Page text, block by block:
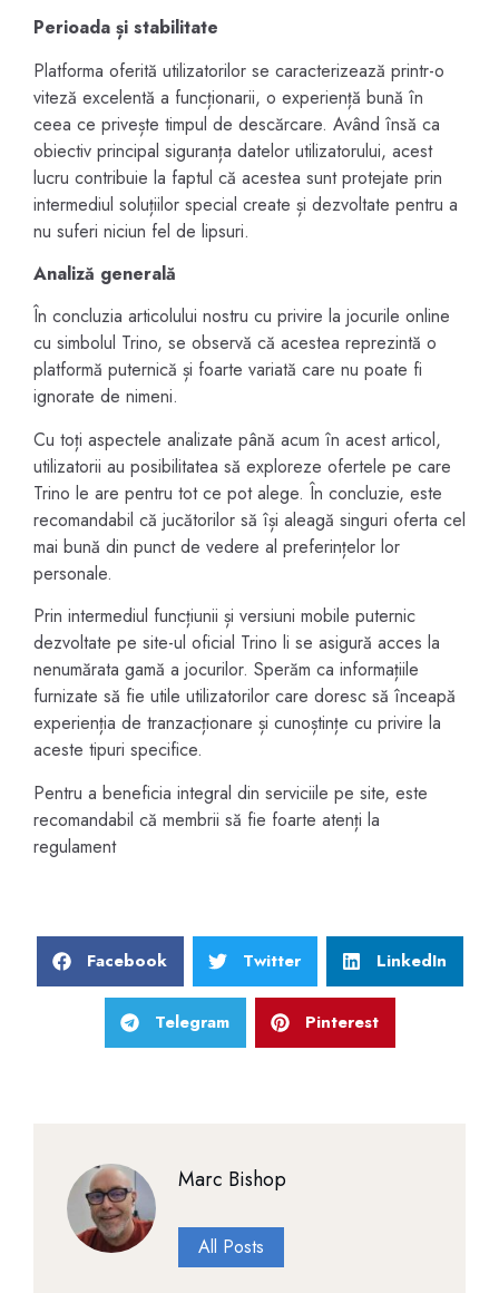
Perioada și stabilitate
Platforma oferită utilizatorilor se caracterizează printr-o
viteză excelentă a funcționarii, o experiență bună în
ceea ce privește timpul de descărcare. Având însă ca
obiectiv principal siguranța datelor utilizatorului, acest
lucru contribuie la faptul că acestea sunt protejate prin
intermediul soluțiilor special create și dezvoltate pentru a
nu suferi niciun fel de lipsuri.
Analiză generală
În concluzia articolului nostru cu privire la jocurile online
cu simbolul Trino, se observă că acestea reprezintă o
platformă puternică și foarte variată care nu poate fi
ignorate de nimeni.
Cu toți aspectele analizate până acum în acest articol,
utilizatorii au posibilitatea să exploreze ofertele pe care
Trino le are pentru tot ce pot alege. În concluzie, este
recomandabil că jucătorilor să își aleagă singuri oferta cel
mai bună din punct de vedere al preferințelor lor
personale.
Prin intermediul funcțiunii și versiuni mobile puternic
dezvoltate pe site-ul oficial Trino li se asigură acces la
nenumărata gamă a jocurilor. Sperăm ca informațiile
furnizate să fie utile utilizatorilor care doresc să înceapă
experienția de tranzacționare și cunoștințe cu privire la
aceste tipuri specifice.
Pentru a beneficia integral din serviciile pe site, este
recomandabil că membrii să fie foarte atenți la
regulament
Facebook Twitter LinkedIn
Telegram Pinterest
Marc Bishop
All Posts